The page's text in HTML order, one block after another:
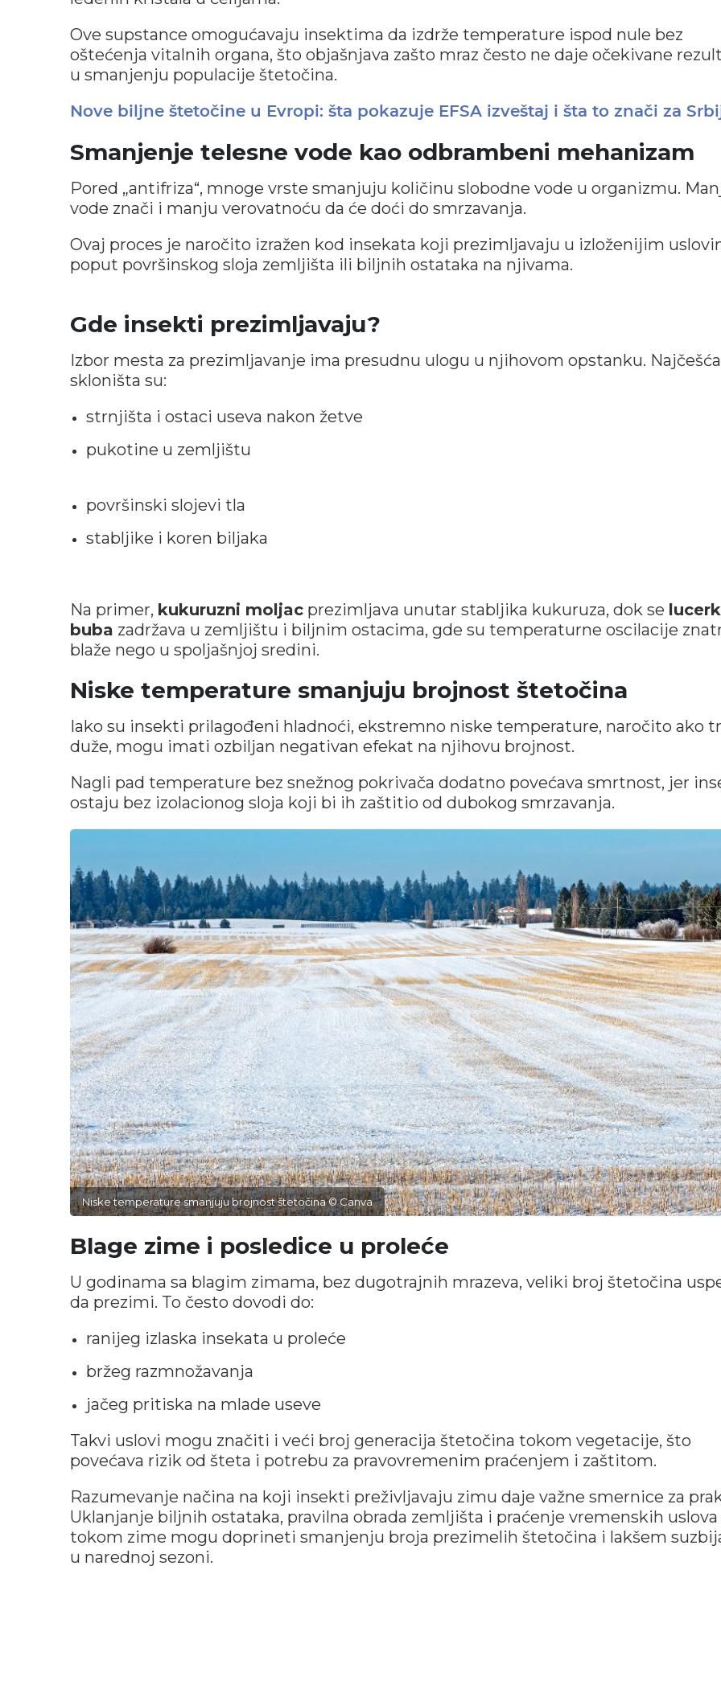
Ove supstance omogućavaju insektima da izdrže temperature ispod nule bez
oštećenja vitalnih organa, što objašnjava zašto mraz često ne daje očekivane
u smanjenju populacije štetočina.
Nove biljne štetočine u Evropi: šta pokazuje EFSA izveštaj i šta to znači za
Smanjenje telesne vode kao odbrambeni mehanizam
Pored „antifriza“, mnoge vrste smanjuju količinu slobodne vode u organizmu.
vode znači i manju verovatnoću da će doći do smrzavanja.
Ovaj proces je naročito izražen kod insekata koji prezimljavaju u izloženijim
poput površinskog sloja zemljišta ili biljnih ostataka na njivama.
Gde insekti prezimljavaju?
Izbor mesta za prezimljavanje ima presudnu ulogu u njihovom opstanku. Najčešća
skloništa su:
strnjišta i ostaci useva nakon žetve
pukotine u zemljištu
površinski slojevi tla
stabljike i koren biljaka
Na primer, kukuruzni moljac prezimljava unutar stabljika kukuruza, dok se
buba zadržava u zemljištu i biljnim ostacima, gde su temperaturne oscilacije
blaže nego u spoljašnjoj sredini.
Niske temperature smanjuju brojnost štetočina
Iako su insekti prilagođeni hladnoći, ekstremno niske temperature, naročito ako
duže, mogu imati ozbiljan negativan efekat na njihovu brojnost.
Nagli pad temperature bez snežnog pokrivača dodatno povećava smrtnost, jer
ostaju bez izolacionog sloja koji bi ih zaštitio od dubokog smrzavanja.
Niske temperature smanjuju brojnost štetočina © Canva
Blage zime i posledice u proleće
U godinama sa blagim zimama, bez dugotrajnih mrazeva, veliki broj štetočina
da prezimi. To često dovodi do:
ranijeg izlaska insekata u proleće
bržeg razmnožavanja
jačeg pritiska na mlade useve
Takvi uslovi mogu značiti i veći broj generacija štetočina tokom vegetacije, što
povećava rizik od šteta i potrebu za pravovremenim praćenjem i zaštitom.
Razumevanje načina na koji insekti preživljavaju zimu daje važne smernice za
Uklanjanje biljnih ostataka, pravilna obrada zemljišta i praćenje vremenskih uslova
tokom zime mogu doprineti smanjenju broja prezimelih štetočina i lakšem
u narednoj sezoni.